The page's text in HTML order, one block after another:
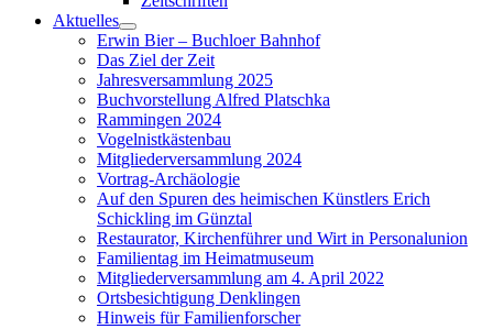
Aktuelles
Show
sub
menu
Erwin Bier – Buchloer Bahnhof
Das Ziel der Zeit
Jahresversammlung 2025
Buchvorstellung Alfred Platschka
Rammingen 2024
Vogelnistkästenbau
Mitgliederversammlung 2024
Vortrag-Archäologie
Auf den Spuren des heimischen Künstlers Erich
Schickling im Günztal
Restaurator, Kirchenführer und Wirt in Personalunion
Familientag im Heimatmuseum
Mitgliederversammlung am 4. April 2022
Ortsbesichtigung Denklingen
Hinweis für Familienforscher